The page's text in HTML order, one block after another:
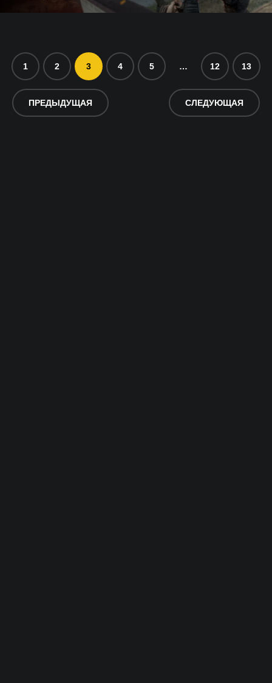
ПРЕДЫДУЩАЯ
1 2 3 4 5 … 12 13
СЛЕДУЮЩАЯ